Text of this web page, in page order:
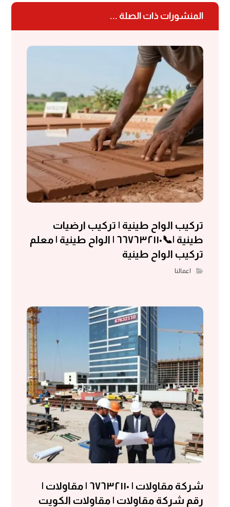
المنشورات ذات الصلة ...
تركيب الواح طينية | تركيب ارضيات
طينية |📞٦٦٧٦٣٢١١٠ | الواح طينية | معلم
تركيب الواح طينية
اعمالنا
شركة مقاولات | ٦٧٦٣٢١١٠ | مقاولات |
رقم شركة مقاولات | مقاولات الكويت